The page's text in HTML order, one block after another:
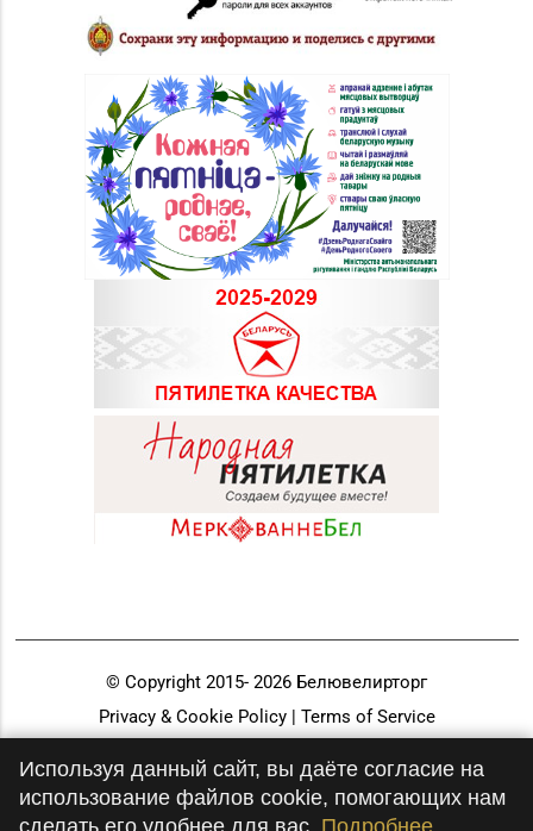
© Copyright 2015- 2026 Белювелирторг
Privacy & Cookie Policy | Terms of Service
Используя данный сайт, вы даёте согласие на
использование файлов cookie, помогающих нам
сделать его удобнее для вас. Подробнее